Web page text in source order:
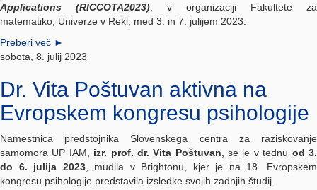
Applications (RICCOTA2023) , v organizaciji Fakultete za
matematiko, Univerze v Reki, med 3. in 7. julijem 2023.
Preberi več ►
sobota, 8. julij 2023
Dr. Vita Poštuvan aktivna na
Evropskem kongresu psihologije
Namestnica predstojnika Slovenskega centra za raziskovanje
samomora UP IAM, izr. prof. dr. Vita Poštuvan , se je v tednu od 3.
do 6. julija 2023, mudila v Brightonu, kjer je na 18. Evropskem
kongresu psihologije predstavila izsledke svojih zadnjih študij.